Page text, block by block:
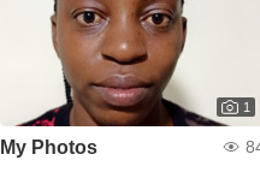
1
My Photos